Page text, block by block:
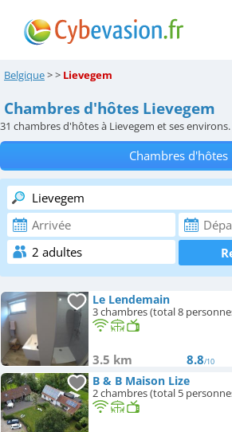
Belgique>> Lievegem
Chambres d'hôtes Lievegem
31 chambres d'hôtes à Lievegem et ses environs.
Chambres d'hôtes
Tous les
Hôtels
Locations de
Campings
Le Lendemain
3 chambres (total 8
3.5 km 8.8/10
B & B Maison Lize
2 chambres (total 5